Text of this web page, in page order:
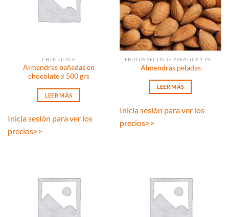
CHOCOLATE
Almendras bañadas en
chocolate x 500 grs
LEER MÁS
Inicia sesión para ver los
precios>>
Almendras peladas
LEER MÁS
Inicia sesión para ver los
precios>>